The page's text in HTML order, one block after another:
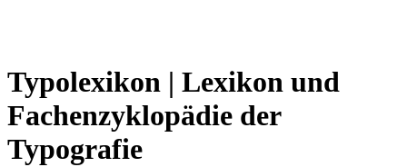
Typolexikon | Lexikon und
Fachenzyklopädie der
Typografie